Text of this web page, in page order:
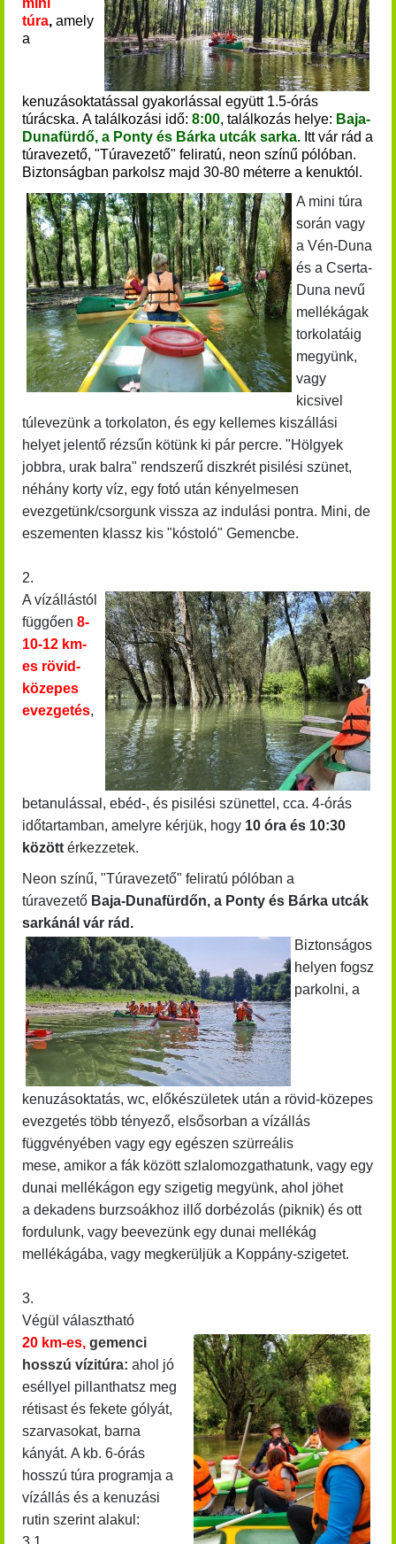
mini
túra, amely
a
kenuzásoktatással gyakorlással együtt 1.5-órás
túrácska. A találkozási idő: 8:00, találkozás helye: Baja-
Dunafürdő, a Ponty és Bárka utcák sarka. Itt vár rád a
túravezető, "Túravezető" feliratú, neon színű pólóban.
Biztonságban parkolsz majd 30-80 méterre a kenuktól.
A mini túra
során vagy
a Vén-Duna
és a Cserta-
Duna nevű
mellékágak
torkolatáig
megyünk,
vagy
kicsivel
túlevezünk a torkolaton, és egy kellemes kiszállási
helyet jelentő rézsűn kötünk ki pár percre. "Hölgyek
jobbra, urak balra" rendszerű diszkrét pisilési szünet,
néhány korty víz, egy fotó után kényelmesen
evezgetünk/csorgunk vissza az indulási pontra. Mini, de
eszementen klassz kis "kóstoló" Gemencbe.
2.
A vízállástól
függően 8-
10-12 km-
es rövid-
közepes
evezgetés,
betanulással, ebéd-, és pisilési szünettel, cca. 4-órás
időtartamban, amelyre kérjük, hogy 10 óra és 10:30
között érkezzetek.
Neon színű, "Túravezető" feliratú pólóban a
túravezető Baja-Dunafürdőn, a Ponty és Bárka utcák
sarkánál vár rád.
Biztonságos
helyen fogsz
parkolni, a
kenuzásoktatás, wc, előkészületek után a rövid-közepes
evezgetés több tényező, elsősorban a vízállás
függvényében vagy egy egészen szürreális
mese, amikor a fák között szlalomozgathatunk, vagy egy
dunai mellékágon egy szigetig megyünk, ahol jöhet
a dekadens burzsoákhoz illő dorbézolás (piknik) és ott
fordulunk, vagy beevezünk egy dunai mellékág
mellékágába, vagy megkerüljük a Koppány-szigetet.
3.
Végül választható
20 km-es, gemenci
hosszú vízitúra: ahol jó
eséllyel pillanthatsz meg
rétisast és fekete gólyát,
szarvasokat, barna
kányát. A kb. 6-órás
hosszú túra programja a
vízállás és a kenuzási
rutin szerint alakul: